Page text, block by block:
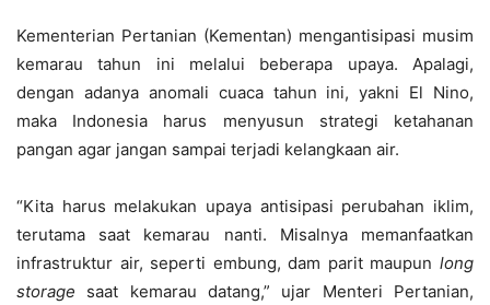
Kementerian Pertanian (Kementan) mengantisipasi musim
kemarau tahun ini melalui beberapa upaya. Apalagi,
dengan adanya anomali cuaca tahun ini, yakni El Nino,
maka Indonesia harus menyusun strategi ketahanan
pangan agar jangan sampai terjadi kelangkaan air.
“Kita harus melakukan upaya antisipasi perubahan iklim,
terutama saat kemarau nanti. Misalnya memanfaatkan
infrastruktur air, seperti embung, dam parit maupun long
storage saat kemarau datang,” ujar Menteri Pertanian,